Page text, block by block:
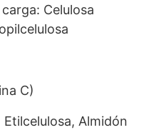
Celulosa
C)
Almidón